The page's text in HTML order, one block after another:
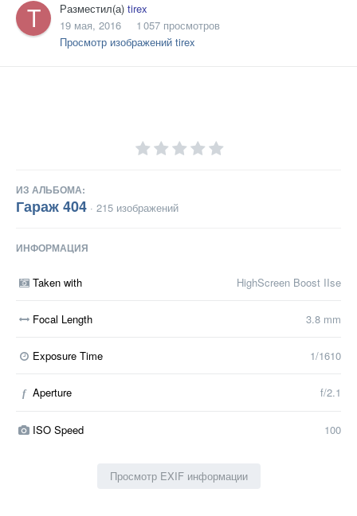
Разместил(а) tirex
19 мая, 2016
1 057 просмотров
Просмотр изображений tirex
ИЗ АЛЬБОМА:
Гараж 404 · 215 изображений
ИНФОРМАЦИЯ
Taken with HighScreen Boost IIse
Focal Length 3.8 mm
Exposure Time 1/1610
f Aperture f/2.1
ISO Speed 100
Просмотр EXIF информации